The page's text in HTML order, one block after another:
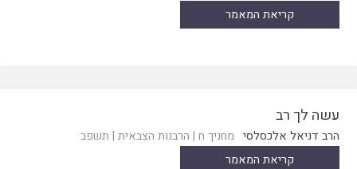
קריאת המאמר
עשה לך רב
הרב דניאל אלכסלסי מחניך ח | הרבנות הצבאית | תשפב
קריאת המאמר